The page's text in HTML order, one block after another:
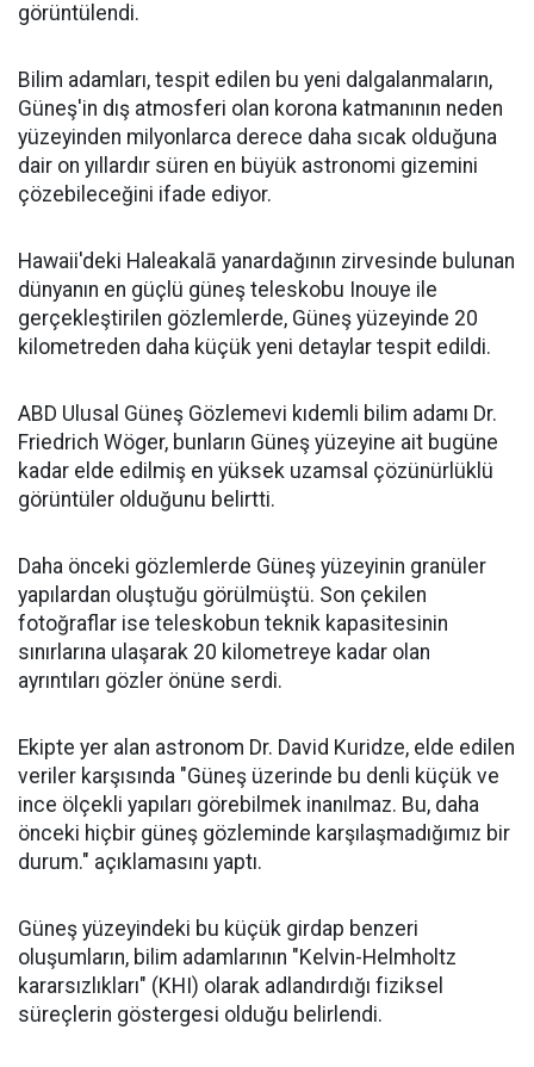
görüntülendi.
Bilim adamları, tespit edilen bu yeni dalgalanmaların,
Güneş'in dış atmosferi olan korona katmanının neden
yüzeyinden milyonlarca derece daha sıcak olduğuna
dair on yıllardır süren en büyük astronomi gizemini
çözebileceğini ifade ediyor.
Hawaii'deki Haleakalā yanardağının zirvesinde bulunan
dünyanın en güçlü güneş teleskobu Inouye ile
gerçekleştirilen gözlemlerde, Güneş yüzeyinde 20
kilometreden daha küçük yeni detaylar tespit edildi.
ABD Ulusal Güneş Gözlemevi kıdemli bilim adamı Dr.
Friedrich Wöger, bunların Güneş yüzeyine ait bugüne
kadar elde edilmiş en yüksek uzamsal çözünürlüklü
görüntüler olduğunu belirtti.
Daha önceki gözlemlerde Güneş yüzeyinin granüler
yapılardan oluştuğu görülmüştü. Son çekilen
fotoğraflar ise teleskobun teknik kapasitesinin
sınırlarına ulaşarak 20 kilometreye kadar olan
ayrıntıları gözler önüne serdi.
Ekipte yer alan astronom Dr. David Kuridze, elde edilen
veriler karşısında "Güneş üzerinde bu denli küçük ve
ince ölçekli yapıları görebilmek inanılmaz. Bu, daha
önceki hiçbir güneş gözleminde karşılaşmadığımız bir
durum." açıklamasını yaptı.
Güneş yüzeyindeki bu küçük girdap benzeri
oluşumların, bilim adamlarının "Kelvin-Helmholtz
kararsızlıkları" (KHI) olarak adlandırdığı fiziksel
süreçlerin göstergesi olduğu belirlendi.